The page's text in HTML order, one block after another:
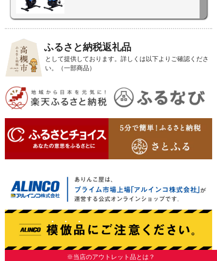
ふるさと納税返礼品
として提供しております。詳しくは以下よりご確認くださ
い。（一部商品）
※当店のアウトレット品とは？